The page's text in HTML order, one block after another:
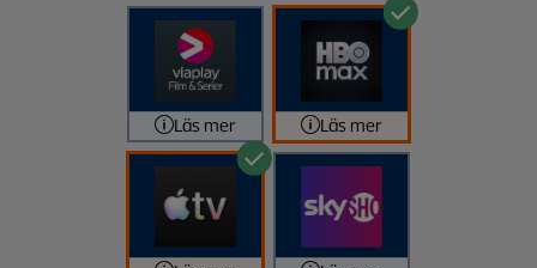
Läs mer Läs mer